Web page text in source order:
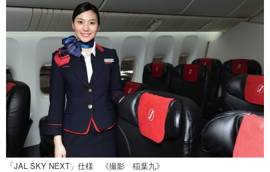
ショッピング その他
「JAL SKY NEXT」仕様 《撮影 稲葉九》